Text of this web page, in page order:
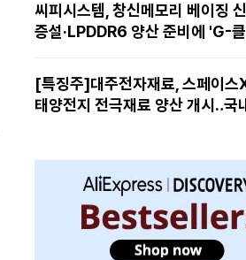
씨피시스템, 창신메모리 베이징
증설·LPDDR6 양산 준비에 'G-클
[특징주]대주전자재료, 스페이스
태양전지 전극재료 양산 개시‥국